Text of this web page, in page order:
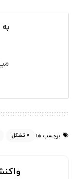
برچسب ها تشکل